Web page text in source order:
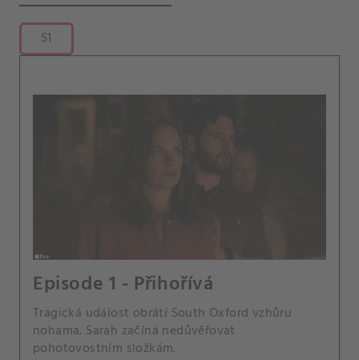
S1
Episode 1 - Přihořívá
Tragická událost obrátí South Oxford vzhůru
nohama. Sarah začíná nedůvěřovat
pohotovostním složkám.